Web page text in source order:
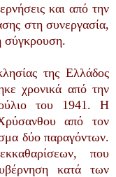
και από την
στη συνεργασία,
σύγκρουση.
της Ελλάδος
χρονικά από την
του 1941. Η
από τον
δύο παραγόντων.
που
κατά των